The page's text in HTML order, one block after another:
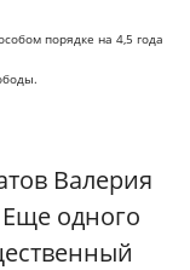
порядке на 4,5 года
Валерия
одного